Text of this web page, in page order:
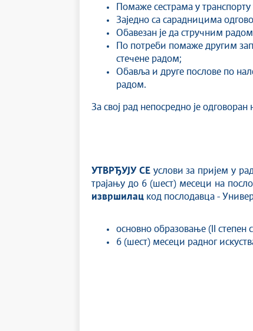
Помаже сестрама у
Заједно са сарадницима
Обавезан је да стручним
По потреби помаже другим
стечене радом;
Обавља и друге послове по
радом.
За свој рад непосредно је
УТВРЂУЈУ СЕуслови за пријем у
трајању до 6 (шест) месеци на
извршилац код послодавца -
основно образовање (II степен
6 (шест) месеци радног